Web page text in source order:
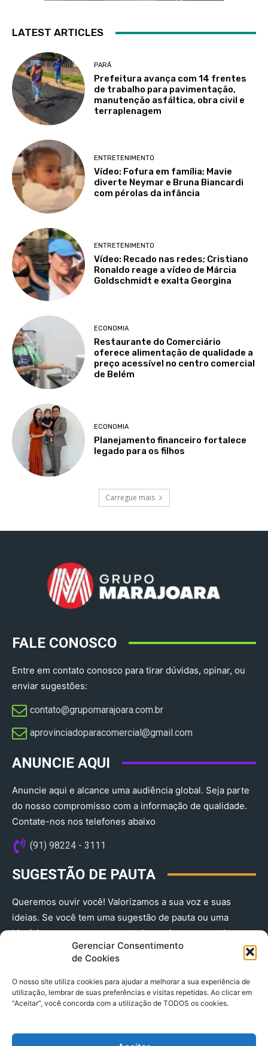
Gerenciar Consentimento
de Cookies
O nosso site utiliza cookies para ajudar a melhorar a sua experiência de
utilização, lembrar de suas preferências e visitas repetidas. Ao clicar em
“Aceitar”, você concorda com a utilização de TODOS os cookies.
LATEST ARTICLES
PARÁ
Prefeitura avança com 14 frentes
de trabalho para pavimentação,
manutenção asfáltica, obra civil e
terraplenagem
ENTRETENIMENTO
Vídeo: Fofura em família; Mavie
diverte Neymar e Bruna Biancardi
com pérolas da infância
ENTRETENIMENTO
Vídeo: Recado nas redes; Cristiano
Ronaldo reage a vídeo de Márcia
Goldschmidt e exalta Georgina
ECONOMIA
Restaurante do Comerciário
oferece alimentação de qualidade a
preço acessível no centro comercial
de Belém
ECONOMIA
Planejamento financeiro fortalece
legado para os filhos
Carregue mais
FALE CONOSCO
Entre em contato conosco para tirar dúvidas, opinar, ou
enviar sugestões:
contato@grupomarajoara.com.br
aprovinciadoparacomercial@gmail.com​
ANUNCIE AQUI
Anuncie aqui e alcance uma audiência global. Seja parte
do nosso compromisso com a informação de qualidade.
Contate-nos nos telefones abaixo
(91) 98224 - 3111
SUGESTÃO DE PAUTA
Queremos ouvir você! Valorizamos a sua voz e suas
ideias. Se você tem uma sugestão de pauta ou uma
história que merece ser contada, envie-nos agora!
(91) 98224 - 3111